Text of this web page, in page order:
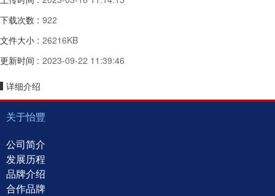
下载次数 : 922
文件大小 : 26216KB
更新时间 : 2023-09-22 11:39:46
详细介绍
关于怡豐
公司简介
发展历程
品牌介绍
合作品牌